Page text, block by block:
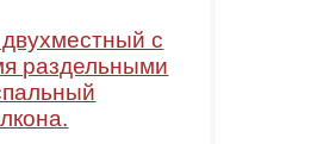
с
раздельными